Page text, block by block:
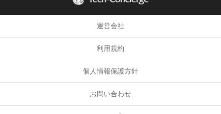
運営会社
利用規約
個人情報保護方針
お問い合わせ